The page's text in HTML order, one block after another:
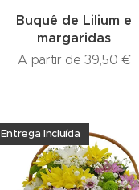
Buquê de Lilium e
margaridas
A partir de39,50 €
Entrega Incluída